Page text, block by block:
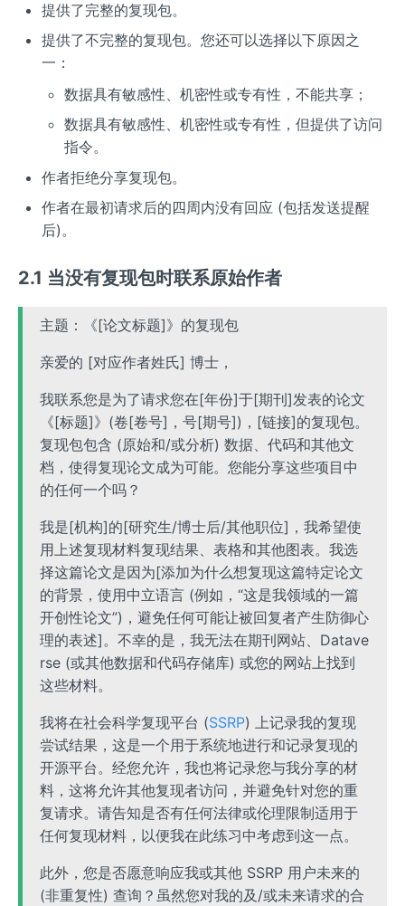
提供了完整的复现包。
提供了不完整的复现包。您还可以选择以下原因之
一：
数据具有敏感性、机密性或专有性，不能共享；
数据具有敏感性、机密性或专有性，但提供了访问
指令。
作者拒绝分享复现包。
作者在最初请求后的四周内没有回应 (包括发送提醒
后)。
2.1 当没有复现包时联系原始作者
主题：《[论文标题]》的复现包
亲爱的 [对应作者姓氏] 博士，
我联系您是为了请求您在[年份]于[期刊]发表的论文
《[标题]》(卷[卷号]，号[期号])，[链接]的复现包。
复现包包含 (原始和/或分析) 数据、代码和其他文
档，使得复现论文成为可能。您能分享这些项目中
的任何一个吗？
我是[机构]的[研究生/博士后/其他职位]，我希望使
用上述复现材料复现结果、表格和其他图表。我选
择这篇论文是因为[添加为什么想复现这篇特定论文
的背景，使用中立语言 (例如，“这是我领域的一篇
开创性论文”)，避免任何可能让被回复者产生防御心
理的表述]。不幸的是，我无法在期刊网站、Datave
rse (或其他数据和代码存储库) 或您的网站上找到
这些材料。
我将在社会科学复现平台 (SSRP) 上记录我的复现
尝试结果，这是一个用于系统地进行和记录复现的
开源平台。经您允许，我也将记录您与我分享的材
料，这将允许其他复现者访问，并避免针对您的重
复请求。请告知是否有任何法律或伦理限制适用于
任何复现材料，以便我在此练习中考虑到这一点。
此外，您是否愿意响应我或其他 SSRP 用户未来的
(非重复性) 查询？虽然您对我的及/或未来请求的合